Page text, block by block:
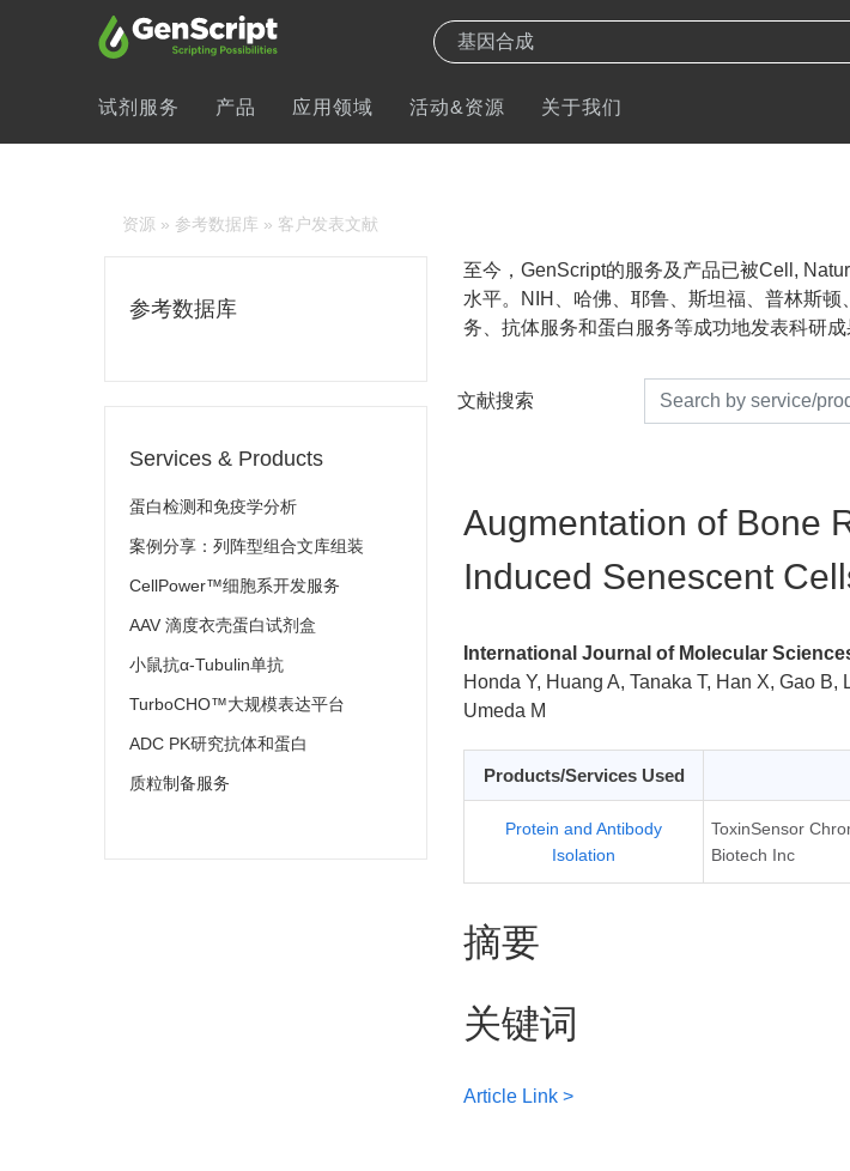
试剂服务 产品 应用领域 活动&资源 关于我们
资源 » 参考数据库 » 客户发表文献
参考数据库
Services & Products
蛋白检测和免疫学分析
案例分享：列阵型组合文库组装
CellPower™细胞系开发服务
AAV 滴度衣壳蛋白试剂盒
小鼠抗α-Tubulin单抗
TurboCHO™大规模表达平台
ADC PK研究抗体和蛋白
质粒制备服务
至今，GenScript的服务及产品已被Cell,
水平。NIH、哈佛、耶鲁、斯坦福、普林斯
务、抗体服务和蛋白服务等成功地发表科研
文献搜索
Augmentation of Bone
Induced Senescent
International Journal of Molecular
Honda Y, Huang A, Tanaka T, Han X, Gao
Umeda M
Products/Services Used
Protein and Antibody
Isolation
ToxinSensor
Biotech Inc
摘要
关键词
Article Link >